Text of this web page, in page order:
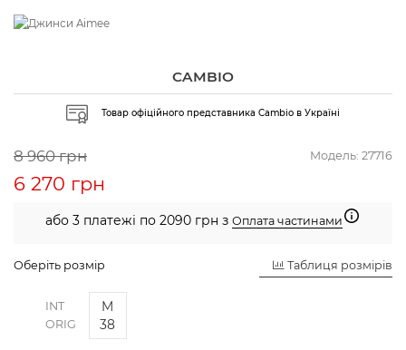
CAMBIO
Товар офіційного представника Cambio в Україні
Модель: 27716
8 960 грн
6 270 грн
або 3 платежі по 2090 грн з Оплата частинами
Оберіть розмір Таблиця розмірів
INT
ORIG
M
38